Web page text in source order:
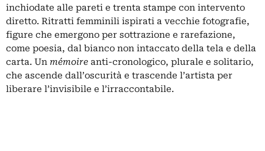
inchiodate alle pareti e trenta stampe con intervento
diretto. Ritratti femminili ispirati a vecchie fotografie,
figure che emergono per sottrazione e rarefazione,
come poesia, dal bianco non intaccato della tela e della
carta. Un mémoire anti-cronologico, plurale e solitario,
che ascende dall’oscurità e trascende l’artista per
liberare l’invisibile e l’irraccontabile.